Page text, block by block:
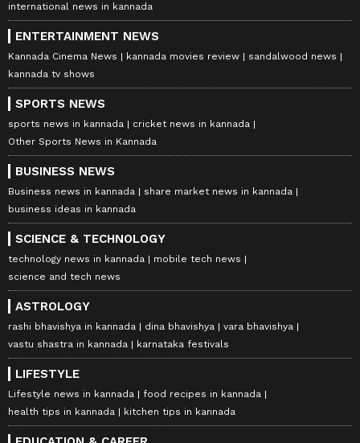
international news in kannada
ENTERTAINMENT NEWS
Kannada Cinema News kannada movies review
sandalwood news
kannada tv shows
SPORTS NEWS
sports news in kannada
cricket news in kannada
Other Sports News in Kannada
BUSINESS NEWS
Business news in kannada
share market news in kannada
business ideas in kannada
SCIENCE & TECHNOLOGY
technology news in kannada
mobile tech news
science and tech news
ASTROLOGY
rashi bhavishya in kannada dina bhavishya
vara bhavishya
vastu shastra in kannada
karnataka festivals
LIFESTYLE
Lifestyle news in kannada
food recipes in kannada
health tips in kannada
kitchen tips in kannada